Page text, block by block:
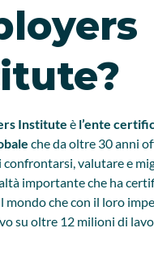
Institute è l’ente
che da oltre 30 anni
valutare e
importante che ha
mondo che con il loro
su oltre 12 milioni di